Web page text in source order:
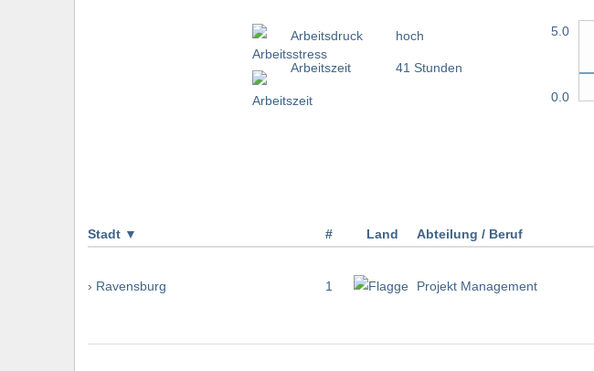
Arbeitsdruck
Arbeitszeit
hoch
41 Stunden
5.0
0.0
Stadt ▼ # Land Abteilung / Beruf
› Ravensburg 1 Projekt Management